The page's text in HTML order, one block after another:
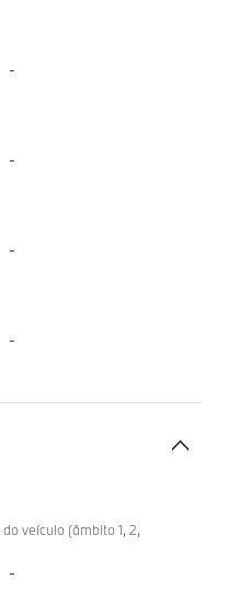
-
-
-
-
veículo (âmbito 1, 2,
-